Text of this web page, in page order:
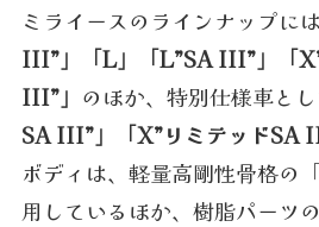
ミライースのラインナップには
III”」「L」「L”SA III”」「
III”」 のほか、特別仕様車とし
SA III”」「X”リミテッドSA
ボディは、軽量高剛性骨格の
用しているほか、樹脂パーツ